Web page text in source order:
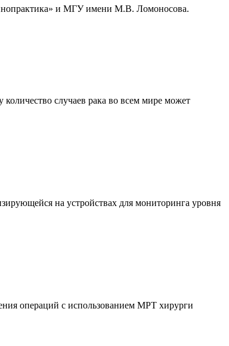
и МГУ имени М.В. Ломоносова.
случаев рака во всем мире может
на устройствах для мониторинга уровня
операций с использованием МРТ хирурги